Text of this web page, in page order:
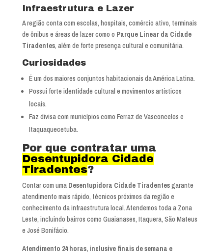
Infraestrutura e Lazer
A região conta com escolas, hospitais, comércio ativo, terminais
de ônibus e áreas de lazer como o Parque Linear da Cidade
Tiradentes, além de forte presença cultural e comunitária.
Curiosidades
É um dos maiores conjuntos habitacionais da América Latina.
Possui forte identidade cultural e movimentos artísticos
locais.
Faz divisa com municípios como Ferraz de Vasconcelos e
Itaquaquecetuba.
Por que contratar uma
Desentupidora Cidade
Tiradentes?
Contar com uma Desentupidora Cidade Tiradentesgarante
atendimento mais rápido, técnicos próximos da região e
conhecimento da infraestrutura local. Atendemos toda a Zona
Leste, incluindo bairros como Guaianases, Itaquera, São Mateus
e José Bonifácio.
Atendimento 24 horas, inclusive finais de semana e